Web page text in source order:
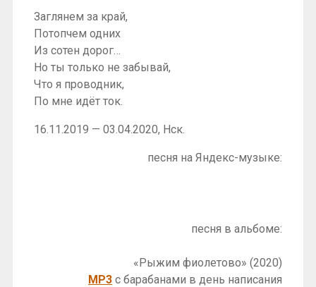
Заглянем за край,
Потопчем одних
Из сотен дорог…
Но ты только не забывай,
Что я проводник,
По мне идёт ток.
16.11.2019 — 03.04.2020, Нск.
песня на Яндекс-музыке:
песня в альбоме:
«Рыжим фиолетово» (2020)
MP3 с барабанами в день написания